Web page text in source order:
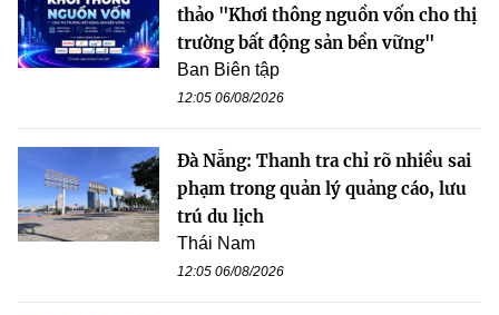
thảo "Khơi thông nguồn vốn cho thị
trường bất động sản bền vững"
Ban Biên tập
12:05 06/08/2026
Đà Nẵng: Thanh tra chỉ rõ nhiều sai
phạm trong quản lý quảng cáo, lưu
trú du lịch
Thái Nam
12:05 06/08/2026